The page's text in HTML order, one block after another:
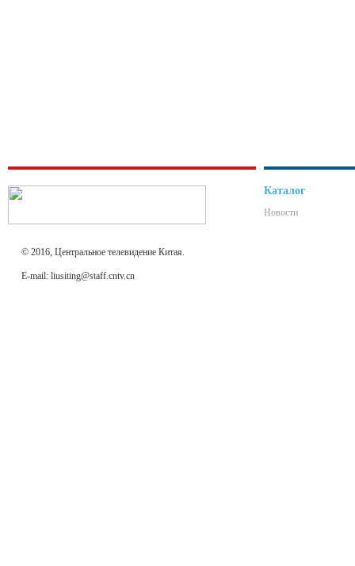
© 2016, Центральное телевидение Китая.
E-mail: liusiting@staff.cntv.cn
Каталог
Новости